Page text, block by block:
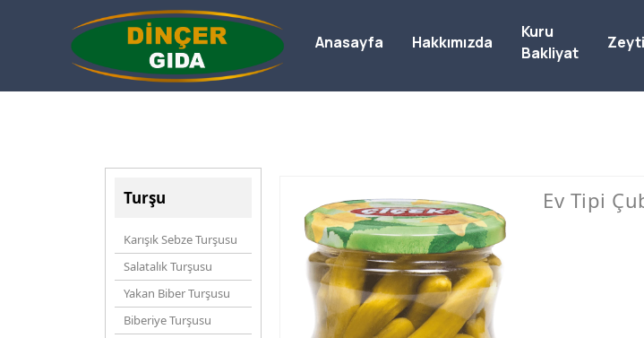
Turşu
Karışık Sebze Turşusu
Salatalık Turşusu
Yakan Biber Turşusu
Biberiye Turşusu
Ev Tipi
Anasayfa Hakkımızda
Kuru
Bakliyat